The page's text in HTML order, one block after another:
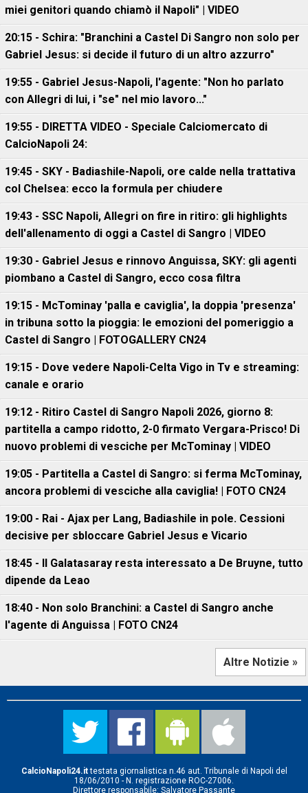
miei genitori quando chiamò il Napoli" | VIDEO
20:15 - Schira: "Branchini a Castel Di Sangro non solo per
Gabriel Jesus: si decide il futuro di un altro azzurro"
19:55 - Gabriel Jesus-Napoli, l'agente: "Non ho parlato
con Allegri di lui, i "se" nel mio lavoro..."
19:55 - DIRETTA VIDEO - Speciale Calciomercato di
CalcioNapoli 24:
19:45 - SKY - Badiashile-Napoli, ore calde nella trattativa
col Chelsea: ecco la formula per chiudere
19:43 - SSC Napoli, Allegri on fire in ritiro: gli highlights
dell'allenamento di oggi a Castel di Sangro | VIDEO
19:30 - Gabriel Jesus e rinnovo Anguissa, SKY: gli agenti
piombano a Castel di Sangro, ecco cosa filtra
19:15 - McTominay 'palla e caviglia', la doppia 'presenza'
in tribuna sotto la pioggia: le emozioni del pomeriggio a
Castel di Sangro | FOTOGALLERY CN24
19:15 - Dove vedere Napoli-Celta Vigo in Tv e streaming:
canale e orario
19:12 - Ritiro Castel di Sangro Napoli 2026, giorno 8:
partitella a campo ridotto, 2-0 firmato Vergara-Prisco! Di
nuovo problemi di vesciche per McTominay | VIDEO
19:05 - Partitella a Castel di Sangro: si ferma McTominay,
ancora problemi di vesciche alla caviglia! | FOTO CN24
19:00 - Rai - Ajax per Lang, Badiashile in pole. Cessioni
decisive per sbloccare Gabriel Jesus e Vicario
18:45 - Il Galatasaray resta interessato a De Bruyne, tutto
dipende da Leao
18:40 - Non solo Branchini: a Castel di Sangro anche
l'agente di Anguissa | FOTO CN24
Altre Notizie »
CalcioNapoli24.ittestata giornalistica n.46 aut. Tribunale di Napoli del
18/06/2010 - N. registrazione ROC-27006.
Direttore responsabile: Salvatore Passante